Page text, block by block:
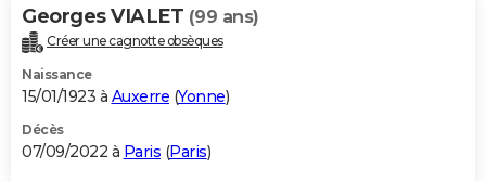
Georges VIALET (99 ans)
Créer une cagnotte obsèques
Naissance
15/01/1923 à Auxerre (Yonne)
Décès
07/09/2022 à Paris (Paris)